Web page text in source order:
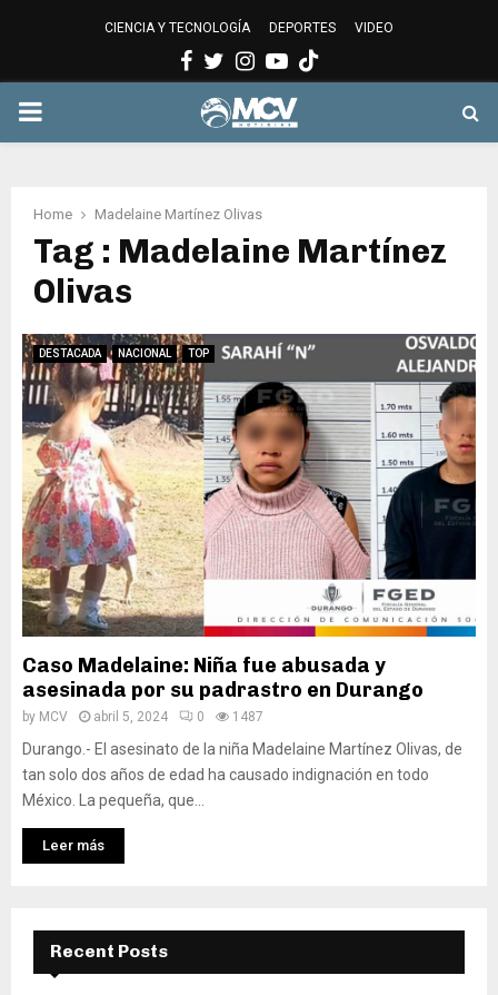
CIENCIA Y TECNOLOGÍA DEPORTES VIDEO
Facebook
Twitter
Instagram
Youtube
PRIMARY
Home Madelaine Martínez Olivas
Tag : Madelaine Martínez
Olivas
DESTACADA NACIONAL TOP
Caso Madelaine: Niña fue abusada y
asesinada por su padrastro en Durango
by MCV abril 5, 2024 0 1487
Durango.- El asesinato de la niña Madelaine Martínez Olivas, de
tan solo dos años de edad ha causado indignación en todo
México. La pequeña, que...
Leer más
Recent Posts